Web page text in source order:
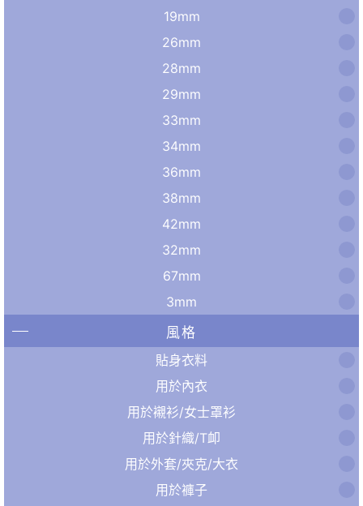
19mm
26mm
28mm
29mm
33mm
34mm
36mm
38mm
42mm
32mm
67mm
3mm
風格
貼身衣料
用於內衣
用於襯衫/女士罩衫
用於針織/T卹
用於外套/夾克/大衣
用於褲子